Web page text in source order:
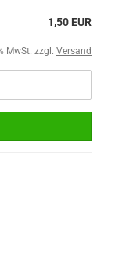
1,50 EUR
MwSt. zzgl. Versand